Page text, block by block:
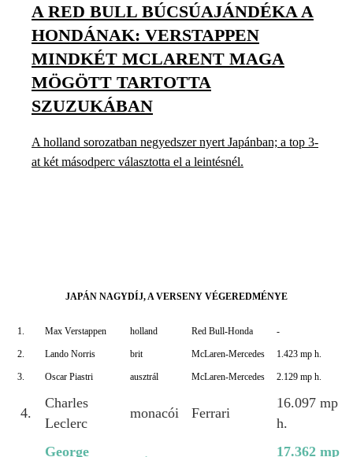
A RED BULL BÚCSÚAJÁNDÉKA A
HONDÁNAK: VERSTAPPEN
MINDKÉT MCLARENT MAGA
MÖGÖTT TARTOTTA
SZUZUKÁBAN
A holland sorozatban negyedszer nyert Japánban; a top 3-
at két másodperc választotta el a leintésnél.
JAPÁN NAGYDÍJ, A VERSENY VÉGEREDMÉNYE
1. Max Verstappen holland Red Bull-Honda -
2. Lando Norris brit McLaren-Mercedes 1.423 mp h.
3. Oscar Piastri ausztrál McLaren-Mercedes 2.129 mp h.
4.
Charles
Leclerc
monacói Ferrari
16.097 mp
h.
George 17.362 mp